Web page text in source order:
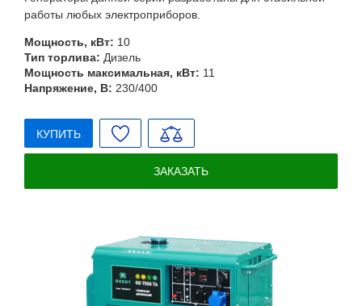
работы любых электроприборов.
Мощность, кВт: 10
Тип торлива: Дизель
Мощность максимальная, кВт: 11
Напряжение, В: 230/400
КУПИТЬ
ЗАКАЗАТЬ